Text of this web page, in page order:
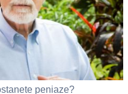
peniaze?